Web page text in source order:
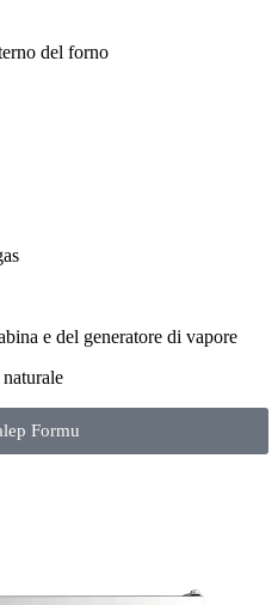
del forno
e del generatore di vapore
Formu